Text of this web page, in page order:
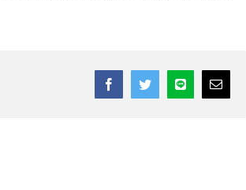
FacebookTwitterLine Email